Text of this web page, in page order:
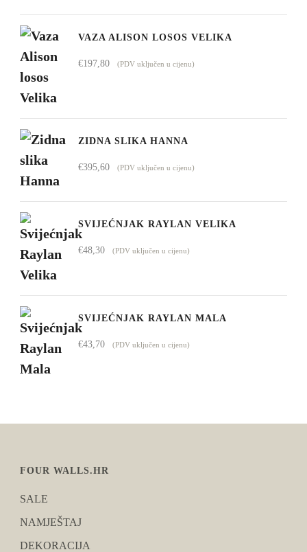
cijena:
od
VAZA ALISON LOSOS VELIKA
€197,80 (PDV uključen u cijenu)
ZIDNA SLIKA HANNA
€395,60 (PDV uključen u cijenu)
SVIJEĆNJAK RAYLAN VELIKA
€48,30 (PDV uključen u cijenu)
SVIJEĆNJAK RAYLAN MALA
€43,70 (PDV uključen u cijenu)
FOUR WALLS.HR
SALE
NAMJEŠTAJ
DEKORACIJA